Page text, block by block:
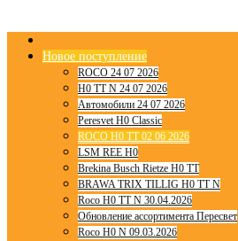
Новое поступление
ROCO 24 07 2026
H0 TT N 24 07 2026
Автомобили 24 07 2026
Peresvet H0 Classic
ROCO H0 TT 02 06 2026
LSM REE H0
Brekina Busch Rietze H0 TT
BRAWA TRIX TILLIG H0 TT N
Roco H0 TT N 30.04.2026
Обновление ассортимента Пересвет
Roco H0 N 09.03.2026